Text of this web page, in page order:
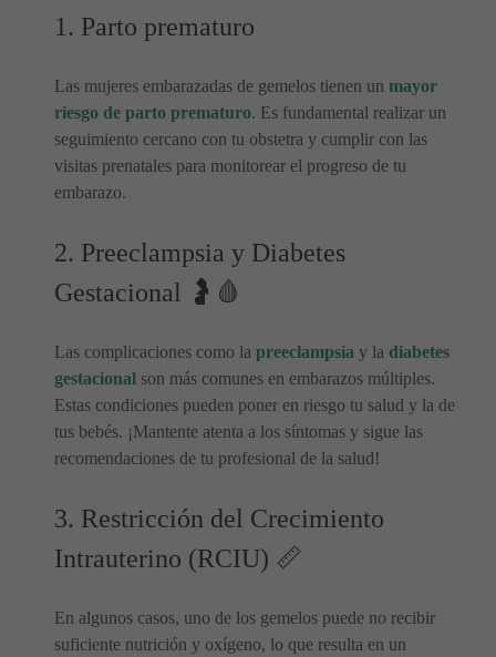
1. Parto prematuro
Las mujeres embarazadas de gemelos tienen un mayor
riesgo de parto prematuro. Es fundamental realizar un
seguimiento cercano con tu obstetra y cumplir con las
visitas prenatales para monitorear el progreso de tu
embarazo.
2. Preeclampsia y Diabetes
Gestacional 🤰🩸
Las complicaciones como la preeclampsia y la diabetes
gestacional son más comunes en embarazos múltiples.
Estas condiciones pueden poner en riesgo tu salud y la de
tus bebés. ¡Mantente atenta a los síntomas y sigue las
recomendaciones de tu profesional de la salud!
3. Restricción del Crecimiento
Intrauterino (RCIU) 📏
En algunos casos, uno de los gemelos puede no recibir
suficiente nutrición y oxígeno, lo que resulta en un